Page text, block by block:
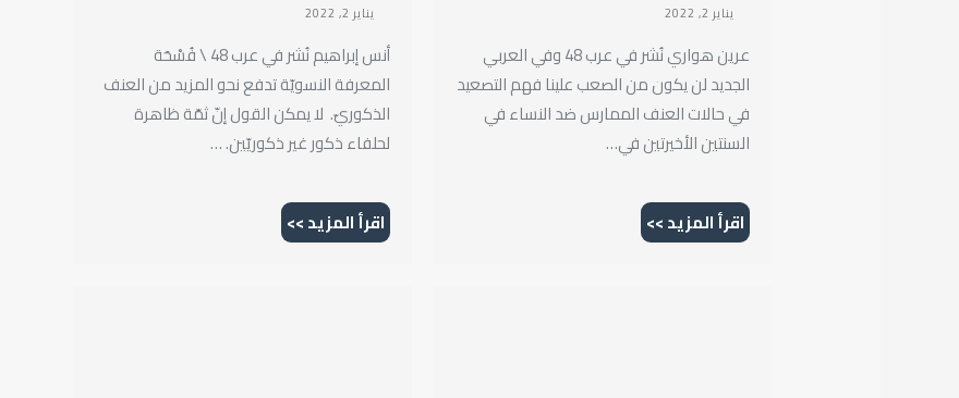
يناير 2, 2022
عرين هواري نُشر في عرب 48 وفي العربي
الجديد لن يكون من الصعب علينا فهم التصعيد
في حالات العنف الممارس ضد النساء في
السنتين الأخيرتين في…
اقرأ المزيد >>
يناير 2, 2022
أنس إبراهيم نُشر في عرب 48 \ فُسْحَة
المعرفة النسويّة تدفع نحو المزيد من العنف
الذكوريّ. لا يمكن القول إنّ ثمّة ظاهرة
لحلفاء ذكور غير ذكوريّين. …
اقرأ المزيد >>